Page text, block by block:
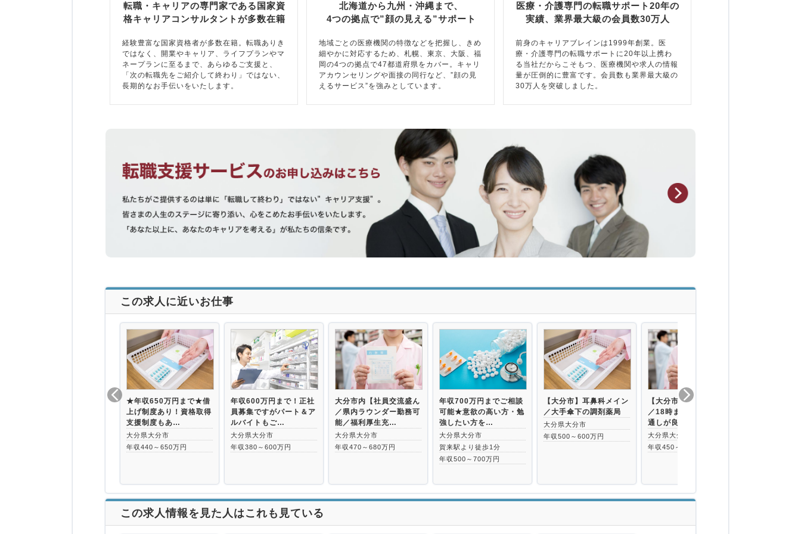
転職・キャリアの専門家である国家資
格キャリアコンサルタントが多数在籍
経験豊富な国家資格者が多数在籍。転職ありき
ではなく、開業やキャリア、ライフプランやマ
ネープランに至るまで、あらゆるご支援と、
「次の転職先をご紹介して終わり」ではない、
長期的なお手伝いをいたします。
北海道から九州・沖縄まで、
4つの拠点で”顔の見える”サポート
地域ごとの医療機関の特徴などを把握し、きめ
細やかに対応するため、札幌、東京、大阪、福
岡の4つの拠点で47都道府県をカバー。キャリ
アカウンセリングや面接の同行など、”顔の見
えるサービス”を強みとしています。
医療・介護専門の転職サポート20年の
実績、業界最大級の会員数30万人
前身のキャリアブレインは1999年創業。医
療・介護専門の転職サポートに20年以上携わ
る当社だからこそもつ、医療機関や求人の情報
量が圧倒的に豊富です。会員数も業界最大級の
30万人を突破しました。
この求人に近いお仕事
★年収650万円まで★借
上げ制度あり！資格取得
支援制度もあ…
大分県大分市
年収440～650万円
年収600万円まで！正社
員募集ですがパート＆ア
ルバイトもご…
大分県大分市
年収380～600万円
大分市内【社員交流盛ん
／県内ラウンダー勤務可
能／福利厚生充…
大分県大分市
年収470～680万円
年収700万円までご相談
可能★意欲の高い方・勉
強したい方を…
大分県大分市
賀来駅より徒歩1分
年収500～700万円
【大分市】耳鼻科メイン
／大手傘下の調剤薬局
大分県大分市
年収500～600万円
【大分市】総合病院門前
／18時までの営業／風
通しが良く、ア…
大分県大分市
年収450～600万円
この求人情報を見た人はこれも見ている